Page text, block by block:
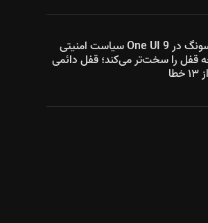
سامسونگ در One UI 9 سیاست امنیتی
قفل را سخت‌تر می‌کند؛ قفل دائمی